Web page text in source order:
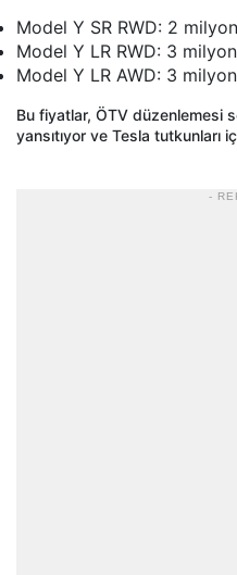
Model Y SR RWD: 2
Model Y LR RWD: 3
Model Y LR AWD: 3
Bu fiyatlar, ÖTV düzenlemesi
yansıtıyor ve Tesla tutkunları
-